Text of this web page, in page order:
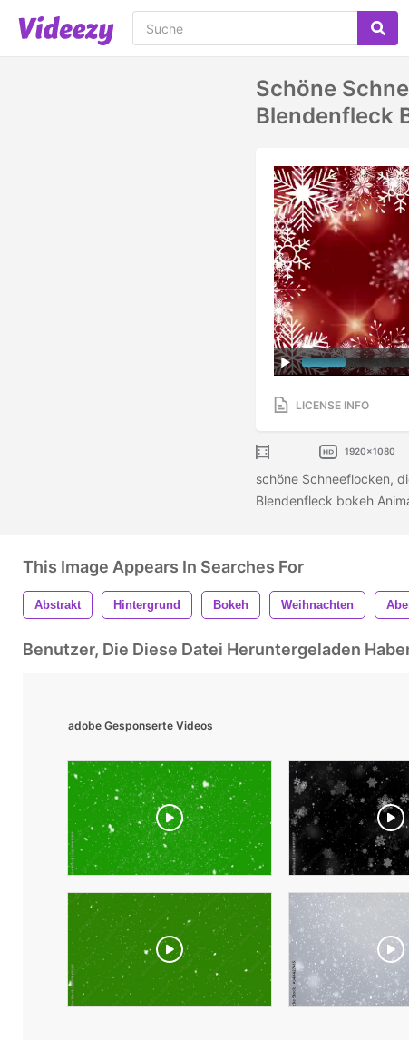
Schöne
Blendenfleck
LICENSE INFO
1920x1080
schöne Schneeflocken,
Blendenfleck bokeh
This Image Appears In Searches For
Abstrakt Hintergrund Bokeh Weihnachten
Benutzer, Die Diese Datei Heruntergeladen
adobe Gesponserte Videos